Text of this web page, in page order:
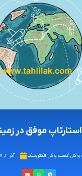
موفق در
کار,کسب و کار الکترونیک آذر ۲, ۱۳۹۷